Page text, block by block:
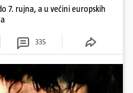
7. rujna, a u većini europskih
335